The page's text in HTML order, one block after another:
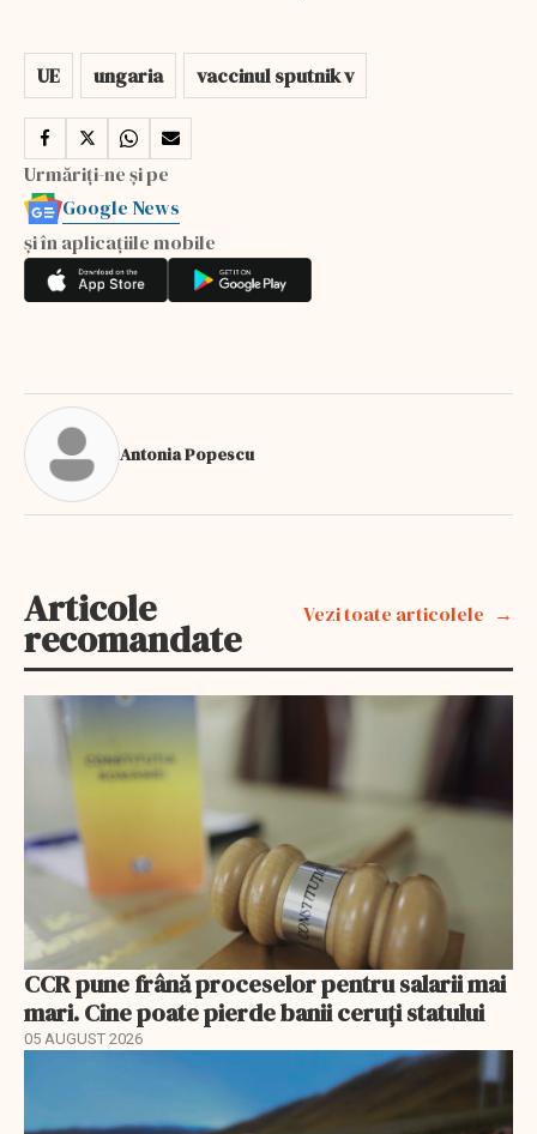
UE ungaria vaccinul sputnik v
Urmăriți-ne și pe
Google News
și în aplicațiile mobile
Antonia Popescu
Articole
recomandate
Vezi toate articolele
CCR pune frână proceselor pentru salarii mai
mari. Cine poate pierde banii ceruți statului
05 AUGUST 2026